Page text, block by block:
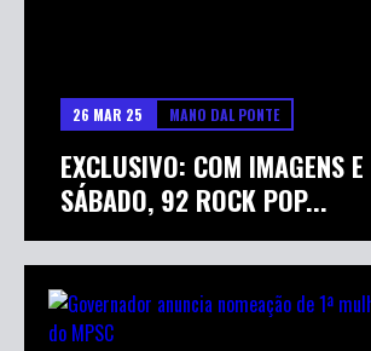
26 MAR 25 MANO DAL PONTE
EXCLUSIVO: COM IMAGENS E
SÁBADO, 92 ROCK POP...